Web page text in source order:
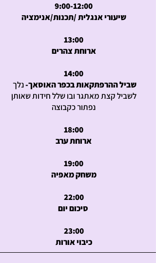
9:00-12:00
שיעורי אנגלית /תכנות/אנימציה
13:00
ארוחת צהרים
14:00
שביל ההרפתקאות בכפר האוסאך-נלך
לשביל קצת מאתגר ובו שלל חידות שאותן
נפתור כקבוצה
18:00
ארוחת ערב
19:00
משחק מאפיה
22:00
23:00
כיבוי אורות